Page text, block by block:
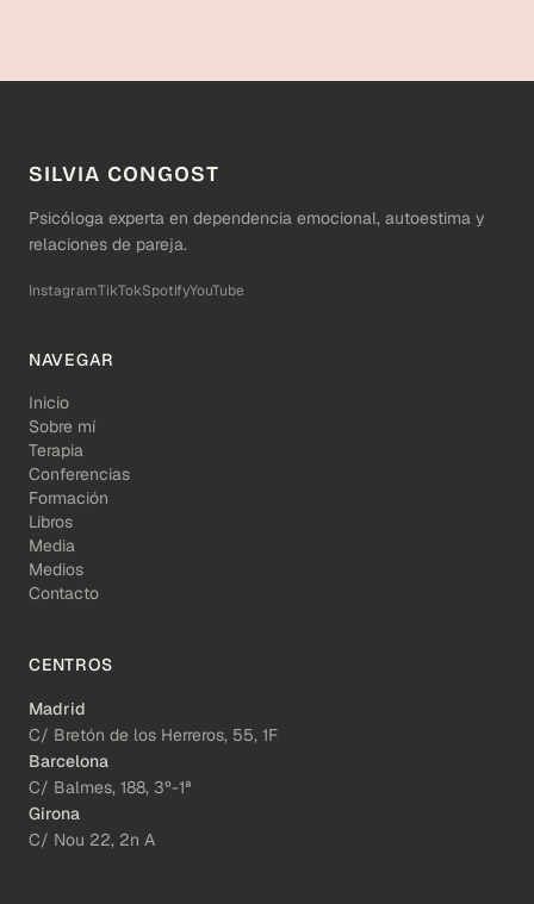
SILVIA CONGOST
Psicóloga experta en dependencia emocional, autoestima y
relaciones de pareja.
InstagramTikTokSpotifyYouTube
NAVEGAR
Inicio
Sobre mí
Terapia
Conferencias
Formación
Libros
Media
Medios
Contacto
CENTROS
Madrid
C/ Bretón de los Herreros, 55, 1F
Barcelona
C/ Balmes, 188, 3º-1ª
Girona
C/ Nou 22, 2n A